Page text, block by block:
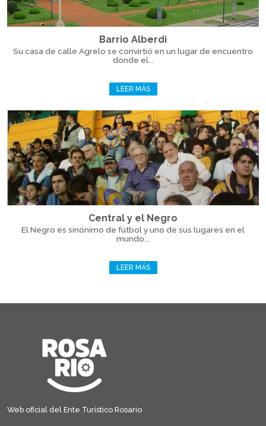
Barrio Alberdi
Su casa de calle Agrelo se convirtió en un lugar de encuentro
donde el...
LEER MÁS
Central y el Negro
El Negro es sinónimo de fútbol y uno de sus lugares en el
mundo...
LEER MÁS
Web oficial del Ente Turístico Rosario